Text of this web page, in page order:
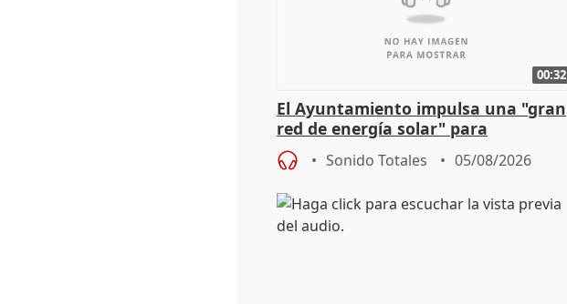
00:32
El Ayuntamiento impulsa una "gran
red de energía solar" para
autoconsumo
Sonido Totales 05/08/2026